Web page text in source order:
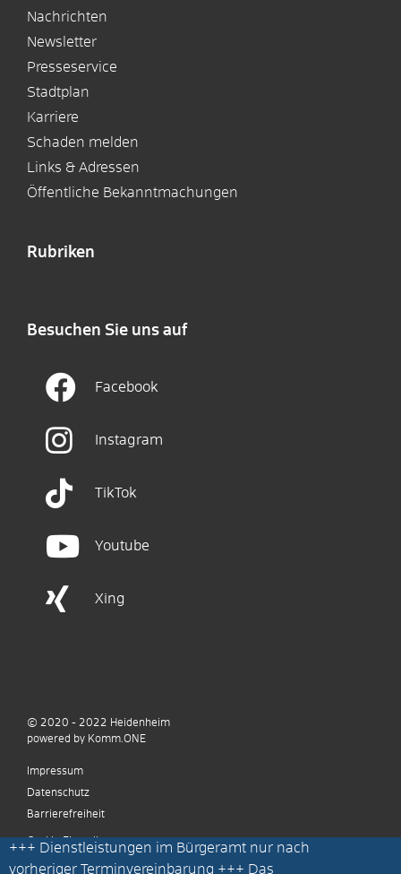
Nachrichten
Newsletter
Presseservice
Stadtplan
Karriere
Schaden melden
Links & Adressen
Öffentliche Bekanntmachungen
Rubriken
Besuchen Sie uns auf
Facebook
Instagram
TikTok
Youtube
Xing
+++ Dienstleistungen im Bürgeramt nur nach
vorheriger Terminvereinbarung +++ Das
© 2020 - 2022 Heidenheim
powered by Komm.ONE
Impressum
Datenschutz
Barrierefreiheit
Cookie Einstellungen